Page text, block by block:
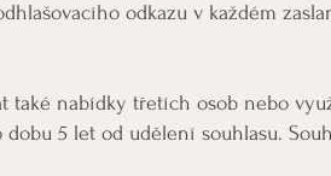
odkazu v každém
také nabídky třetích osob nebo
5 let od udělení souhlasu.